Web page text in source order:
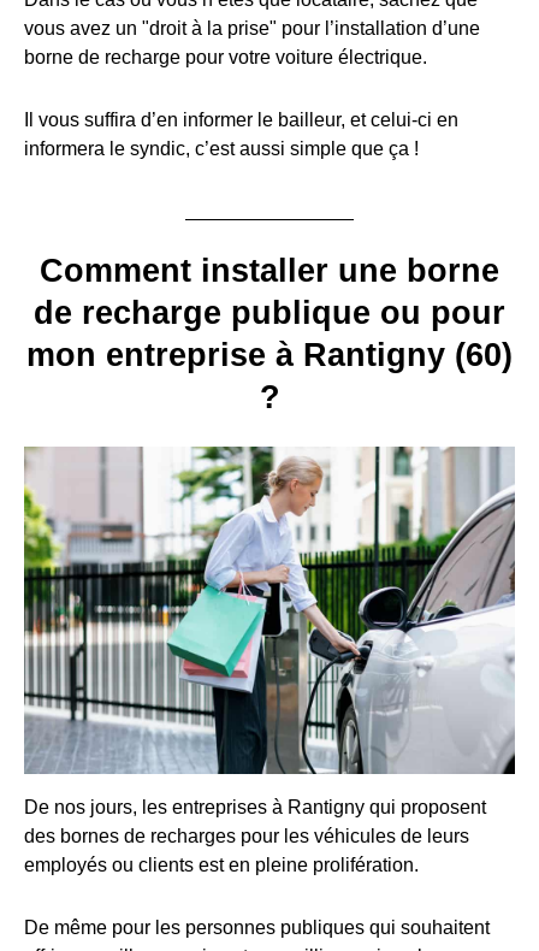
vous avez un "droit à la prise" pour l’installation d’une
borne de recharge pour votre voiture électrique.
Il vous suffira d’en informer le bailleur, et celui-ci en
informera le syndic, c’est aussi simple que ça !
Comment installer une borne
de recharge publique ou pour
mon entreprise à Rantigny (60)
?
De nos jours, les entreprises à Rantigny qui proposent
des bornes de recharges pour les véhicules de leurs
employés ou clients est en pleine prolifération.
De même pour les personnes publiques qui souhaitent